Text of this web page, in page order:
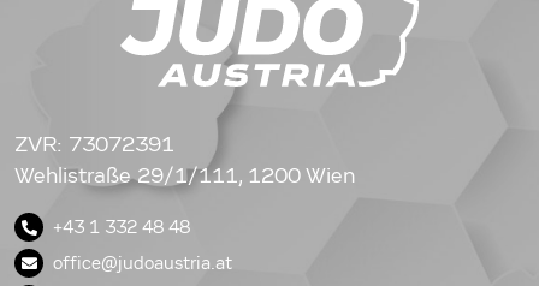
ZVR: 73072391
Wehlistraße 29/1/111, 1200 Wien
+43 1 332 48 48
office@judoaustria.at